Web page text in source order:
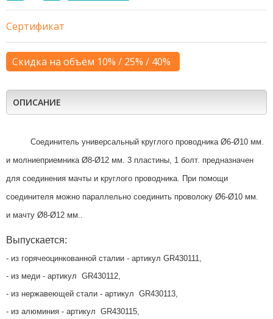
Сертификат
Скидка на объём 10% / 25% / 40%
ОПИСАНИЕ
Соединитель универсальный круглого проводника Ø6-Ø10 мм.
и молниеприемника Ø8-Ø12 мм. 3 пластины, 1 болт. предназначен
для соединения мачты и круглого проводника. При помощи
соединителя можно параллельно соединить проволоку Ø6-Ø10 мм.
и мачту Ø8-Ø12 мм..
Выпускается:
- из горячеоцинкованной сталии - артикул GR430111,
- из меди - артикул GR430112,
- из нержавеющей стали - артикул GR430113,
- из алюминия - артикул GR430115,